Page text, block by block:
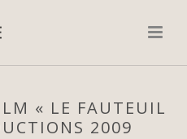
« LE FAUTEUIL
2009